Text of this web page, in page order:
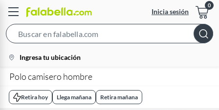
Inicia sesión
Bar
location-
icon
Ingresa tu ubicación
Polo camisero hombre
Retira hoy Llega mañana Retira mañana